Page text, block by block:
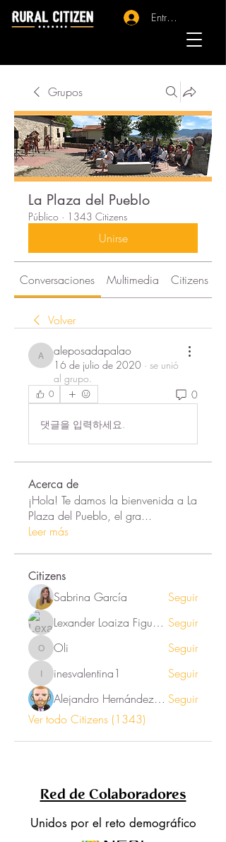
Entrar - Registro
Grupos
La Plaza del Pueblo
Público · 1343 Citizens
Unirse
Conversaciones Multimedia Citizens
Volver
aleposadapalao
aleposadapalao
16 de julio de 2020 · se unió
al grupo.
0 0
댓글을 입력하세요.
Acerca de
¡Hola! Te damos la bienvenida a La
Plaza del Pueblo, el gra...
Leer más
Citizens
Sabrina García
Seguir
Lexander Loaiza Figueroa Seguir
Oli Oli Seguir
inesvalentina1
inesvalentina1
Seguir
Alejandro Hernández Renner Seguir
Ver todo Citizens (1343)
Red de Colaboradores
Unidos por el reto demográfico